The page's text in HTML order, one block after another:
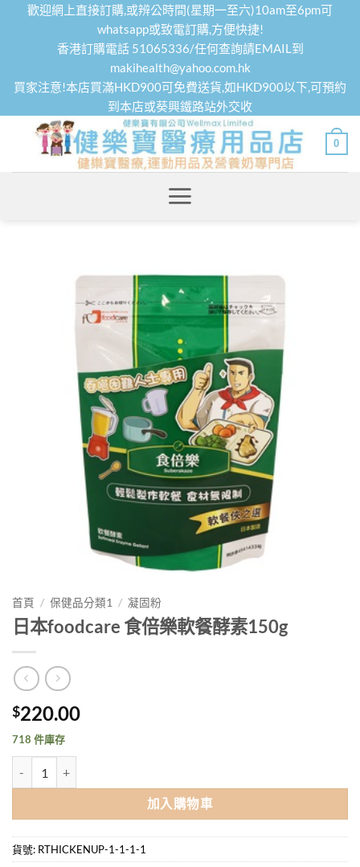
歡迎網上直接訂購,或辨公時間(星期一至六)10am至6pm可
whatsapp或致電訂購,方便快捷!
香港訂購電話 51065336/任何查詢請EMAIL到
makihealth@yahoo.com.hk
買家注意!本店買滿HKD900可免費送貨,如HKD900以下,可預約
到本店或葵興鐵路站外交收
0
首頁 / 保健品分類1 / 凝固粉
日本foodcare 食倍樂軟餐酵素150g
$220.00
718 件庫存
加入購物車
貨號: RTHICKENUP-1-1-1-1